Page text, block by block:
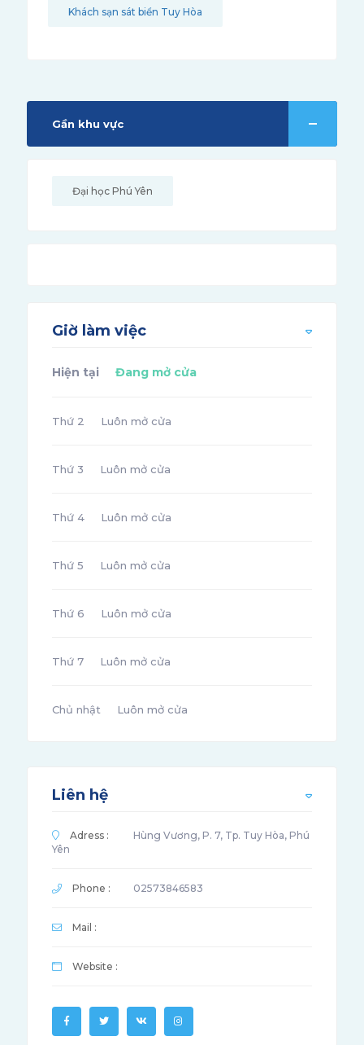
Khách sạn sát biển Tuy Hòa
Gần khu vực
Đại học Phú Yên
Giờ làm việc
Hiện tại Đang mở cửa
Thứ 2 Luôn mở cửa
Thứ 3 Luôn mở cửa
Thứ 4 Luôn mở cửa
Thứ 5 Luôn mở cửa
Thứ 6 Luôn mở cửa
Thứ 7 Luôn mở cửa
Chủ nhật Luôn mở cửa
Liên hệ
Adress :
Hùng Vương, P. 7, Tp. Tuy Hòa, Phú
Yên
Phone : 02573846583
Mail :
Website :